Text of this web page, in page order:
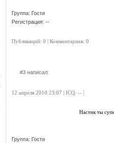
Группа: Гости
Регистрация: --
Публикаций: 0 | Комментариев: 0
#3 написал:
12 апреля 2010 23:07 | ICQ: -- |
Группа: Гости
Настик ты